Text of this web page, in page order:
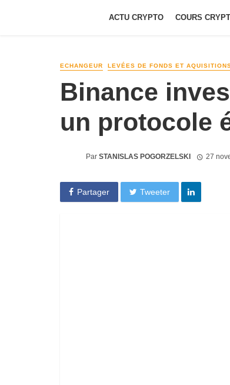
ACTU CRYPTO COURS
ECHANGEUR LEVÉES DE FONDS ET
Binance
un protocole
Par STANISLAS POGORZELSKI 27
Partager Tweeter